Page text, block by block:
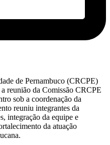
de Pernambuco (CRCPE)
reunião da Comissão CRCPE
sob a coordenação da
reuniu integrantes da
integração da equipe e
da atuação